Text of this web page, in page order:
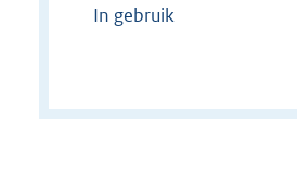
In gebruik